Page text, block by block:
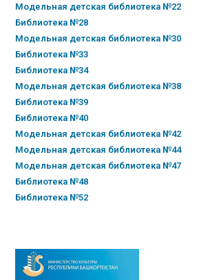
Модельная детская библиотека №22
Библиотека №28
Модельная детская библиотека №30
Библиотека №33
Библиотека №34
Модельная детская библиотека №38
Библиотека №39
Библиотека №40
Модельная детская библиотека №42
Модельная детская библиотека №44
Модельная детская библиотека №47
Библиотека №48
Библиотека №52